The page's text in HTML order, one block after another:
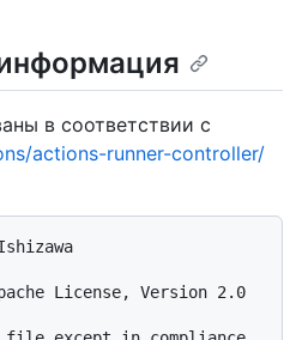
в соответствии с
actions-runner-controller/
License, Version 2.0